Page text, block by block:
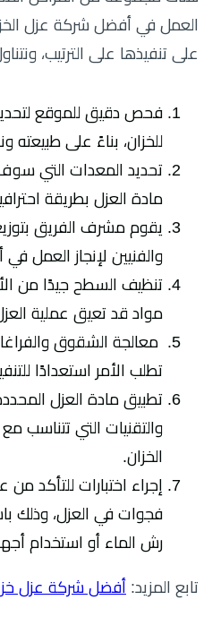
العمل في أفضل شركة عزل
على تنفيذها على الترتيب،
فحص دقيق للموقع
للخزان، بناءً على طبيعته
تحديد المعدات التي
مادة العزل بطريقة
يقوم مشرف الفريق
والفنيين لإنجاز العمل
تنظيف السطح جيدًا من
مواد قد تعيق عملية
معالجة الشقوق
تطلب الأمر استعدادًا
تطبيق مادة العزل
والتقنيات التي تتناسب
الخزان.
إجراء اختبارات للتأكد
فجوات في العزل، وذلك
رش الماء أو استخدام
تابع المزيد: أفضل شركة عزل